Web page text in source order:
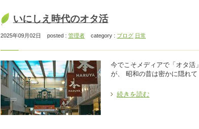
いにしえ時代のオタ活
2025年09月02日 posted : 管理者 category : ブログ 日常
今でこそメディアで「オタ活
が、 昭和の昔は密かに隠れて
続きを読む